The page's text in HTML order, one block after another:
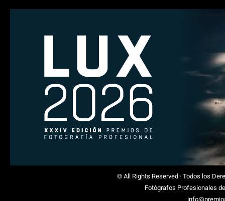
© All Rights Reserved · Todos los
Fotógrafos Profesionales